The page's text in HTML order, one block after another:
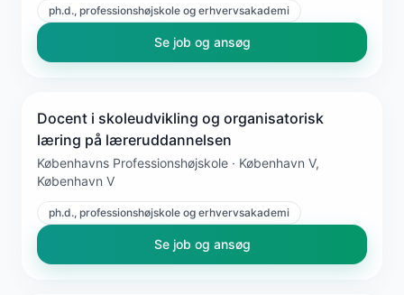
ph.d., professionshøjskole og erhvervsakademi
Se job og ansøg
Docent i skoleudvikling og organisatorisk
læring på læreruddannelsen
Københavns Professionshøjskole · København V,
København V
ph.d., professionshøjskole og erhvervsakademi
Se job og ansøg